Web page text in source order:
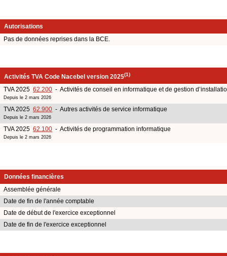
Autorisations
Pas de données reprises dans la BCE.
Activités TVA Code Nacebel version 2025(1)
TVA 2025 62.200 - Activités de conseil en informatique et de gestion
Depuis le 2 mars 2026
TVA 2025 62.900 - Autres activités de service informatique
Depuis le 2 mars 2026
TVA 2025 62.100 - Activités de programmation informatique
Depuis le 2 mars 2026
Données financières
Assemblée générale
Date de fin de l'année comptable
Date de début de l'exercice exceptionnel
Date de fin de l'exercice exceptionnel